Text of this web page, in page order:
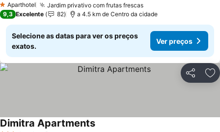
1 Estrelas
Aparthotel Jardim privativo com frutas frescas
9,3 Excelente 82 a 4.5 km de Centro da cidade
Selecione as datas para ver os preços
exatos.
Ver preços
Partilhar
Dimitra Apartments